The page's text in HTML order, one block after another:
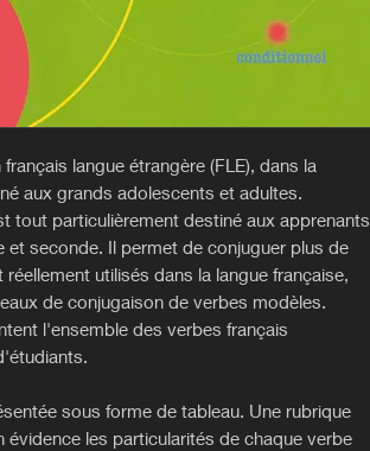
langue étrangère (FLE), dans la
aux grands adolescents et adultes.
tout particulièrement destiné aux apprenants
et seconde. Il permet de conjuguer plus de
utilisés dans la langue française,
de conjugaison de verbes modèles.
l'ensemble des verbes français
sous forme de tableau. Une rubrique
évidence les particularités de chaque verbe